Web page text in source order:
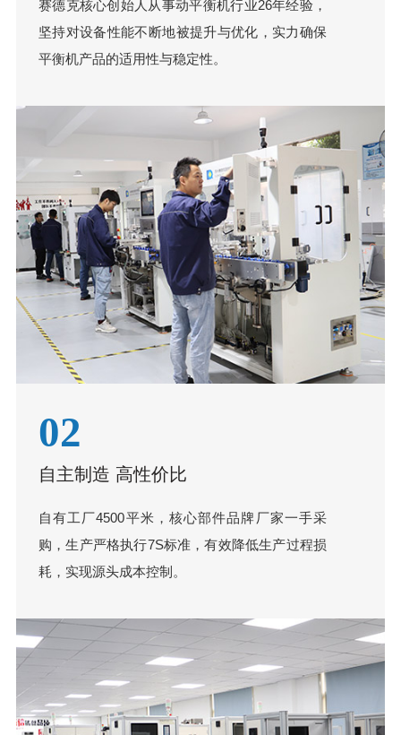
赛德克核心创始人从事动平衡机行业26年经验，
坚持对设备性能不断地被提升与优化，实力确保
平衡机产品的适用性与稳定性。
02
自主制造 高性价比
自有工厂4500平米，核心部件品牌厂家一手采
购，生产严格执行7S标准，有效降低生产过程损
耗，实现源头成本控制。